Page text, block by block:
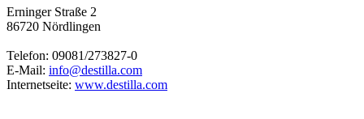
Erninger Straße 2
86720 Nördlingen
Telefon: 09081/273827-0
E-Mail: info@destilla.com
Internetseite: www.destilla.com